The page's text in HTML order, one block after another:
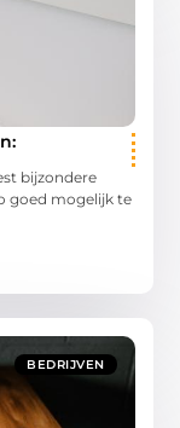
bijzondere
goed mogelijk te
BEDRIJVEN